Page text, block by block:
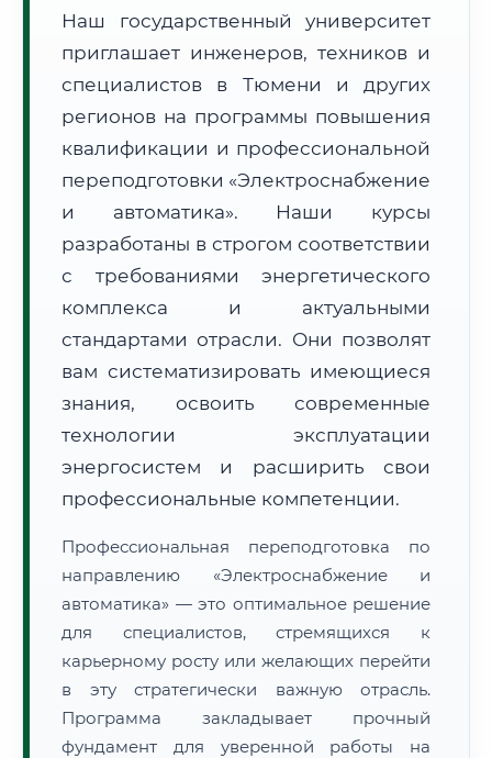
Почтовые индексы:
625000–625999
Часовой пояс:
МСК+2 (UTC+5)
Формат учебы:
Дистанционно
🗺️ Зона обслуживания: г. Тюмень
Расчет логистики оригиналов:
• Экспресс-доставка СДЭК / Почтой:2–3 рабочих дня
📜 Документы и аккредитация ФИС ФРДО
🔍Нажмите на документ для увеличения и просмотра
Наш государственный университет
приглашает инженеров, техников и
специалистов в Тюмени и других
регионов на программы повышения
квалификации и профессиональной
переподготовки «Электроснабжение
и автоматика». Наши курсы
разработаны в строгом соответствии
с требованиями энергетического
комплекса и актуальными
стандартами отрасли. Они позволят
вам систематизировать имеющиеся
знания, освоить современные
технологии эксплуатации
энергосистем и расширить свои
профессиональные компетенции.
Профессиональная переподготовка по
направлению «Электроснабжение и
автоматика» — это оптимальное решение
для специалистов, стремящихся к
карьерному росту или желающих перейти
в эту стратегически важную отрасль.
Программа закладывает прочный
фундамент для уверенной работы на